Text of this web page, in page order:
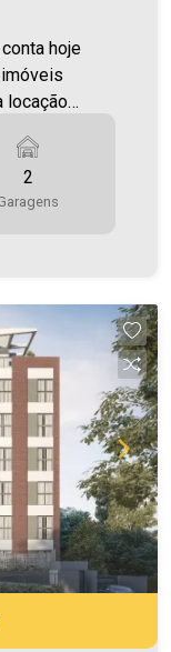
locação
- 01 Suíte -
o seu
2